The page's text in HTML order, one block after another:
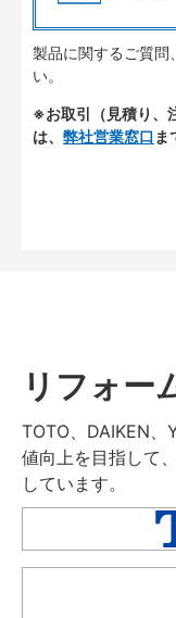
製品に関するご質問
い。
※お取引（見積り、
は、 弊社営業窓口ま
リフォー
TOTO、DAIKEN、
値向上を目指して
しています。